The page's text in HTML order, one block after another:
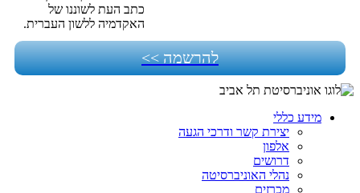
כתב העת לשוננו של
האקדמיה ללשון העברית.
להרשמה >>
מידע כללי
יצירת קשר ודרכי הגעה
אלפון
דרושים
נהלי האוניברסיטה
מכרזים